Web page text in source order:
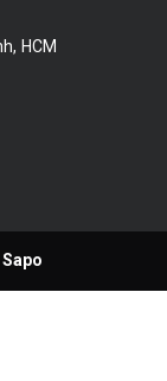
HCM
Sapo